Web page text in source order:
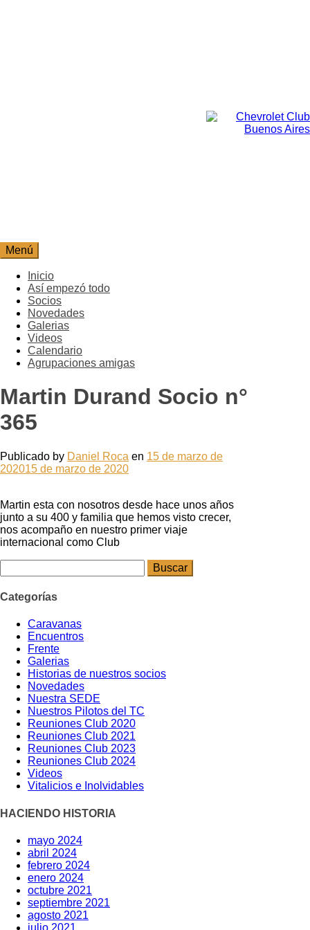
Menú
Inicio
Así empezó todo
Socios
Novedades
Galerias
Videos
Calendario
Agrupaciones amigas
Martin Durand Socio n°
365
Publicado by Daniel Roca en 15 de marzo de
202015 de marzo de 2020
Martin esta con nosotros desde hace unos años
junto a su 400 y familia que hemos visto crecer,
nos acompaño en nuestro primer viaje
internacional como Club
Categorías
Caravanas
Encuentros
Frente
Galerias
Historias de nuestros socios
Novedades
Nuestra SEDE
Nuestros Pilotos del TC
Reuniones Club 2020
Reuniones Club 2021
Reuniones Club 2023
Reuniones Club 2024
Videos
Vitalicios e Inolvidables
HACIENDO HISTORIA
mayo 2024
abril 2024
febrero 2024
enero 2024
octubre 2021
septiembre 2021
agosto 2021
julio 2021